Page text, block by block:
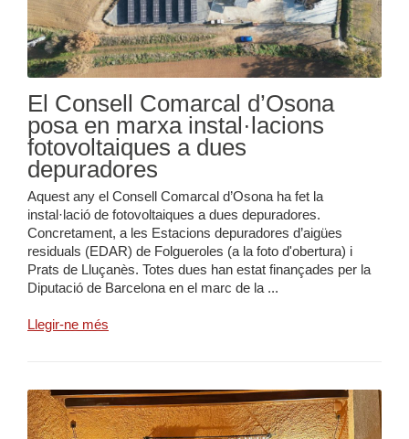
El Consell Comarcal d’Osona
posa en marxa instal·lacions
fotovoltaiques a dues
depuradores
Aquest any el Consell Comarcal d’Osona ha fet la
instal·lació de fotovoltaiques a dues depuradores.
Concretament, a les Estacions depuradores d’aigües
residuals (EDAR) de Folgueroles (a la foto d'obertura) i
Prats de Lluçanès. Totes dues han estat finançades per la
Diputació de Barcelona en el marc de la ...
Llegir-ne més